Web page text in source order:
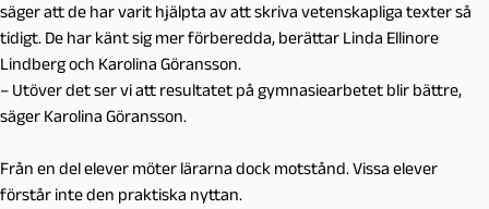
säger att de har varit hjälpta av att skriva vetenskapliga texter så
tidigt. De har känt sig mer förberedda, berättar Linda Ellinore
Lindberg och Karolina Göransson.
– Utöver det ser vi att resultatet på gymnasiearbetet blir bättre,
säger Karolina Göransson.
Från en del elever möter lärarna dock motstånd. Vissa elever
förstår inte den praktiska nyttan.